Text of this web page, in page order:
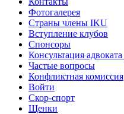
Фотогалерея
Страны члены IKU
Вступление клубов​
Спонсоры
Консультация адвоката ​
Частые вопросы
Конфликтная комиссия
Войти
Скор-спорт
Щенки